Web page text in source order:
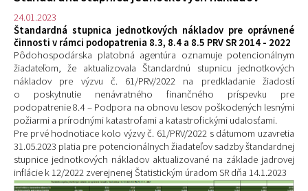
24.01.2023
Štandardná stupnica jednotkových nákladov pre oprávnené
činnosti v rámci podopatrenia 8.3, 8.4 a 8.5 PRV SR 2014 - 2022
Pôdohospodárska platobná agentúra oznamuje potencionálnym
žiadateľom, že aktualizovala Štandardnú stupnicu jednotkových
nákladov pre výzvu č. 61/PRV/2022 na predkladanie žiadostí
o poskytnutie nenávratného finančného príspevku pre
podopatrenie 8.4 – Podpora na obnovu lesov poškodených lesnými
požiarmi a prírodnými katastrofami a katastrofickými udalosťami.
Pre prvé hodnotiace kolo výzvy č. 61/PRV/2022 s dátumom uzavretia
31.05.2023 platia pre potencionálnych žiadateľov sadzby štandardnej
stupnice jednotkových nákladov aktualizované na základe jadrovej
inflácie k 12/2022 zverejnenej Štatistickým úradom SR dňa 14.1.2023